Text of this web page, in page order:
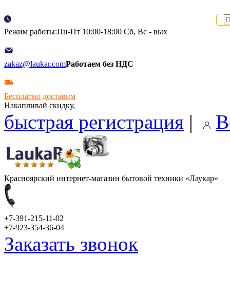
Режим работы:Пн-Пт 10:00-18:00 Сб, Вс - вых
zakaz@laukar.comРаботаем без НДС
Бесплатно доставим
Накапливай скидку,
быстрая регистрация |
Красноярский интернет-магазин бытовой техники «Лаукар»
+7-391-215-11-02
+7-923-354-36-04
Заказать звонок